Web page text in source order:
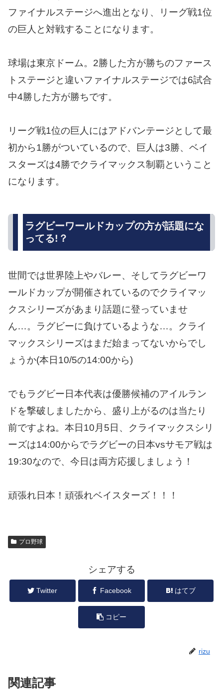
ファイナルステージへ進出となり、リーグ戦1位
の巨人と対戦することになります。
球場は東京ドーム。2勝した方が勝ちのファース
トステージと違いファイナルステージでは6試合
中4勝した方が勝ちです。
リーグ戦1位の巨人にはアドバンテージとして最
初から1勝がついているので、巨人は3勝、ベイ
スターズは4勝でクライマックス制覇ということ
になります。
ラグビーワールドカップの方が話題にな
ってる!？
世間では世界陸上やバレー、そしてラグビーワ
ールドカップが開催されているのでクライマッ
クスシリーズがあまり話題に登っていませ
ん…。ラグビーに負けているような…。クライ
マックスシリーズはまだ始まってないからでし
ょうか(本日10/5の14:00から)
でもラグビー日本代表は優勝候補のアイルラン
ドを撃破しましたから、盛り上がるのは当たり
前ですよね。本日10月5日、クライマックスシリ
ーズは14:00からでラグビーの日本vsサモア戦は
19:30なので、今日は両方応援しましょう！
頑張れ日本！頑張れベイスターズ！！！
プロ野球
シェアする
Twitter Facebook はてブ
コピー
rizu
関連記事